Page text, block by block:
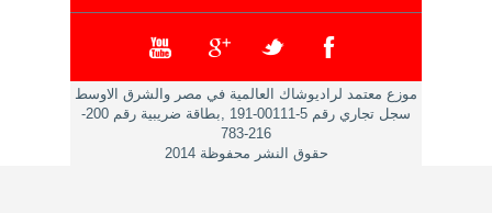
موزع معتمد لراديوشاك العالمية في مصر والشرق الاوسط
سجل تجاري رقم 5-00111-191 ,بطاقة ضريبية رقم 200-
216-783
حقوق النشر محفوظة 2014